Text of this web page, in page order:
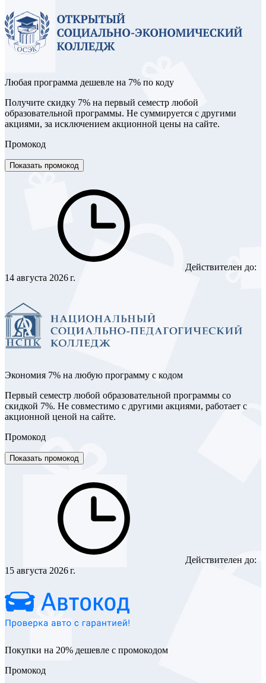
Любая программа дешевле на 7% по коду
Получите скидку 7% на первый семестр любой
образовательной программы. Не суммируется с другими
акциями, за исключением акционной цены на сайте.
Промокод
Показать промокод
Действителен до:
14 августа 2026 г.
Экономия 7% на любую программу с кодом
Первый семестр любой образовательной программы со
скидкой 7%. Не совместимо с другими акциями, работает с
акционной ценой на сайте.
Промокод
Показать промокод
Действителен до:
15 августа 2026 г.
Покупки на 20% дешевле с промокодом
Промокод